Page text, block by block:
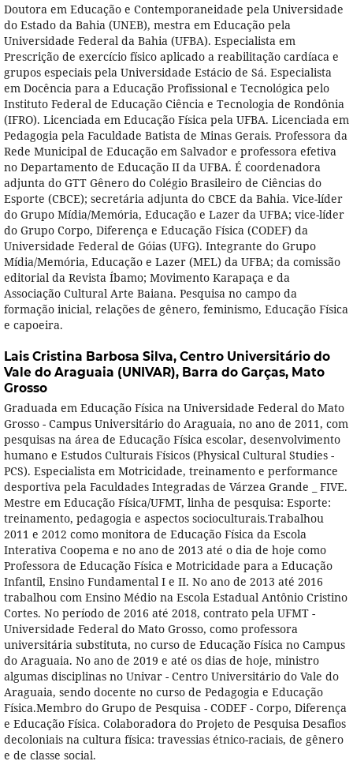
Doutora em Educação e Contemporaneidade pela Universidade
do Estado da Bahia (UNEB), mestra em Educação pela
Universidade Federal da Bahia (UFBA). Especialista em
Prescrição de exercício físico aplicado a reabilitação cardíaca e
grupos especiais pela Universidade Estácio de Sá. Especialista
em Docência para a Educação Profissional e Tecnológica pelo
Instituto Federal de Educação Ciência e Tecnologia de Rondônia
(IFRO). Licenciada em Educação Física pela UFBA. Licenciada em
Pedagogia pela Faculdade Batista de Minas Gerais. Professora da
Rede Municipal de Educação em Salvador e professora efetiva
no Departamento de Educação II da UFBA. É coordenadora
adjunta do GTT Gênero do Colégio Brasileiro de Ciências do
Esporte (CBCE); secretária adjunta do CBCE da Bahia. Vice-líder
do Grupo Mídia/Memória, Educação e Lazer da UFBA; vice-líder
do Grupo Corpo, Diferença e Educação Física (CODEF) da
Universidade Federal de Góias (UFG). Integrante do Grupo
Mídia/Memória, Educação e Lazer (MEL) da UFBA; da comissão
editorial da Revista Íbamo; Movimento Karapaça e da
Associação Cultural Arte Baiana. Pesquisa no campo da
formação inicial, relações de gênero, feminismo, Educação Física
e capoeira.
Lais Cristina Barbosa Silva, Centro Universitário do
Vale do Araguaia (UNIVAR), Barra do Garças, Mato
Grosso
Graduada em Educação Física na Universidade Federal do Mato
Grosso - Campus Universitário do Araguaia, no ano de 2011, com
pesquisas na área de Educação Física escolar, desenvolvimento
humano e Estudos Culturais Físicos (Physical Cultural Studies -
PCS). Especialista em Motricidade, treinamento e performance
desportiva pela Faculdades Integradas de Várzea Grande _ FIVE.
Mestre em Educação Física/UFMT, linha de pesquisa: Esporte:
treinamento, pedagogia e aspectos socioculturais.Trabalhou
2011 e 2012 como monitora de Educação Física da Escola
Interativa Coopema e no ano de 2013 até o dia de hoje como
Professora de Educação Física e Motricidade para a Educação
Infantil, Ensino Fundamental I e II. No ano de 2013 até 2016
trabalhou com Ensino Médio na Escola Estadual Antônio Cristino
Cortes. No período de 2016 até 2018, contrato pela UFMT -
Universidade Federal do Mato Grosso, como professora
universitária substituta, no curso de Educação Física no Campus
do Araguaia. No ano de 2019 e até os dias de hoje, ministro
algumas disciplinas no Univar - Centro Universitário do Vale do
Araguaia, sendo docente no curso de Pedagogia e Educação
Física.Membro do Grupo de Pesquisa - CODEF - Corpo, Diferença
e Educação Física. Colaboradora do Projeto de Pesquisa Desafios
decoloniais na cultura física: travessias étnico-raciais, de gênero
e de classe social.